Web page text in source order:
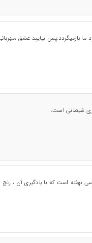
ما بازمیگردد.پس بیایید عشق
شیطانی است.
نهفته است که با یادگیری آن ، رنج